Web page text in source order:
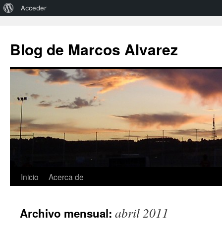
Acerca
Acceder
contenido
Blog de Marcos Alvarez
Inicio Acerca de
Archivo mensual: abril 2011